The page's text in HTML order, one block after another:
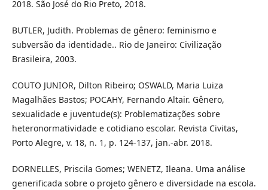
2018. São José do Rio Preto, 2018.
BUTLER, Judith. Problemas de gênero: feminismo e
subversão da identidade.. Rio de Janeiro: Civilização
Brasileira, 2003.
COUTO JUNIOR, Dilton Ribeiro; OSWALD, Maria Luiza
Magalhães Bastos; POCAHY, Fernando Altair. Gênero,
sexualidade e juventude(s): Problematizações sobre
heteronormatividade e cotidiano escolar. Revista Civitas,
Porto Alegre, v. 18, n. 1, p. 124-137, jan.-abr. 2018.
DORNELLES, Priscila Gomes; WENETZ, Ileana. Uma análise
generificada sobre o projeto gênero e diversidade na escola.